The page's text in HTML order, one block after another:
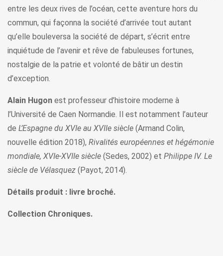
entre les deux rives de l’océan, cette aventure hors du
commun, qui façonna la société d’arrivée tout autant
qu’elle bouleversa la société de départ, s’écrit entre
inquiétude de l’avenir et rêve de fabuleuses fortunes,
nostalgie de la patrie et volonté de bâtir un destin
d’exception.
Alain Hugon est professeur d’histoire moderne à
l’Université de Caen Normandie. Il est notamment l’auteur
de L’Espagne du XVIe au XVIIe siècle (Armand Colin,
nouvelle édition 2018), Rivalités européennes et hégémonie
mondiale, XVIe-XVIIe siècle (Sedes, 2002) et Philippe IV. Le
siècle de Vélasquez (Payot, 2014).
Détails produit : livre broché.
Collection Chroniques.